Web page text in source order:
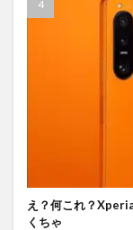
え？何これ？
くちゃ